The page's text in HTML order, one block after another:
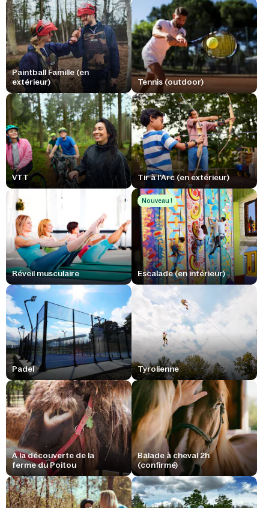
Paintball Famille (en
extérieur)
Tennis (outdoor)
VTT Tir à l'Arc (en extérieur)
Réveil musculaire
Nouveau !
Escalade (en intérieur)
Padel Tyrolienne
A la découverte de la
ferme du Poitou
Balade à cheval 2h
(confirmé)